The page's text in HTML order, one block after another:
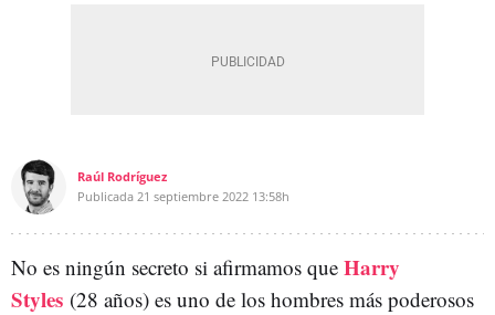
Raúl Rodríguez
Publicada 21 septiembre 2022 13:58h
No es ningún secreto si afirmamos que Harry
Styles (28 años) es uno de los hombres más poderosos